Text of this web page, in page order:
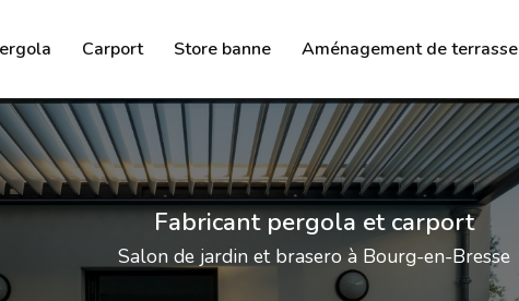
Carport Store banne Aménagement de terrasse
Brasero
Salon de jardin
Chauffage à l’éthanol
Fabricant pergola et carport
Salon de jardin et brasero à Bourg-en-Bresse